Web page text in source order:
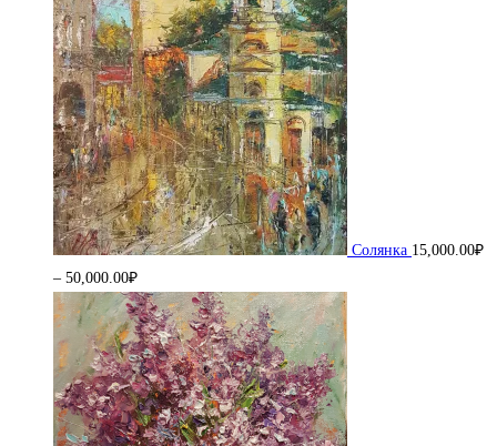
Солянка 15,000.00₽
– 50,000.00₽Диапазон
цен:
15,000.00₽
–
50,000.00₽